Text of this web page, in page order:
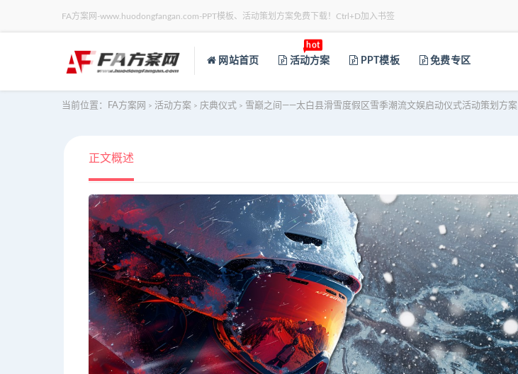
FA方案网-www.huodongfangan.com-PPT模板、活动策划方案免费下载！Ctrl+D加入书签
网站首页 活动方案
hot
PPT模板 免费专区
当前位置： FA方案网 > 活动方案 > 庆典仪式 > 雪巅之间——太白县滑雪度假区雪季潮流文娱启动仪式活动策划方案
正文概述